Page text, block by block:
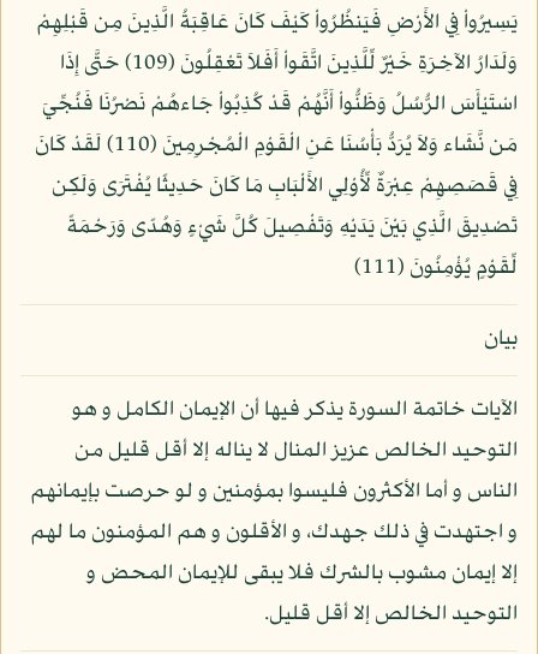
يَسِيرُواْ فِي الأَرْضِ فَيَنظُرُواْ كَيْفَ كَانَ عَاقِبَةُ الَّذِينَ مِن قَبْلِهِمْ
وَلَدَارُ الآخِرَةِ خَيْرٌ لِّلَّذِينَ اتَّقَواْ أَفَلاَ تَعْقِلُونَ (109) حَتَّى إِذَا
اسْتَيْأَسَ الرُّسُلُ وَظَنُّواْ أَنَّهُمْ قَدْ كُذِبُواْ جَاءهُمْ نَصْرُنَا فَنُجِّيَ
مَن نَّشَاء وَلاَ يُرَدُّ بَأْسُنَا عَنِ الْقَوْمِ الْمُجْرِمِينَ (110) لَقَدْ كَانَ
فِي قَصَصِهِمْ عِبْرَةٌ لِّأُوْلِي الأَلْبَابِ مَا كَانَ حَدِيثًا يُفْتَرَى وَلَكِن
تَصْدِيقَ الَّذِي بَيْنَ يَدَيْهِ وَتَفْصِيلَ كُلَّ شَيْءٍ وَهُدًى وَرَحْمَةً
لِّقَوْمٍ يُؤْمِنُونَ (111)
بيان
الآيات خاتمة السورة يذكر فيها أن الإيمان الكامل و هو
التوحيد الخالص عزيز المنال لا يناله إلا أقل قليل من
الناس و أما الأكثرون فليسوا بمؤمنين و لو حرصت بإيمانهم
و اجتهدت في ذلك جهدك، و الأقلون و هم المؤمنون ما لهم
إلا إيمان مشوب بالشرك فلا يبقى للإيمان المحض و
التوحيد الخالص إلا أقل قليل.